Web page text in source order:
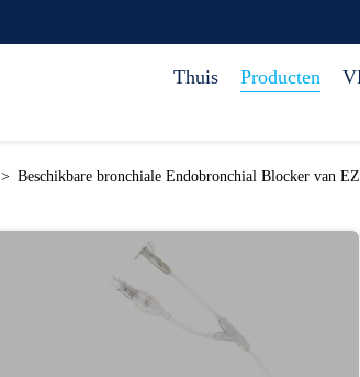
Thuis Producten
> Beschikbare bronchiale Endobronchial Blocker van